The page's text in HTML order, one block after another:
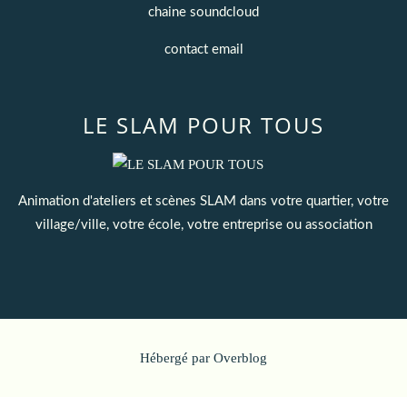
LE SLAM POUR TOUS
Animation d'ateliers et scènes SLAM dans votre quartier, votre
village/ville, votre école, votre entreprise ou association
chaine soundcloud
contact email
Hébergé par Overblog